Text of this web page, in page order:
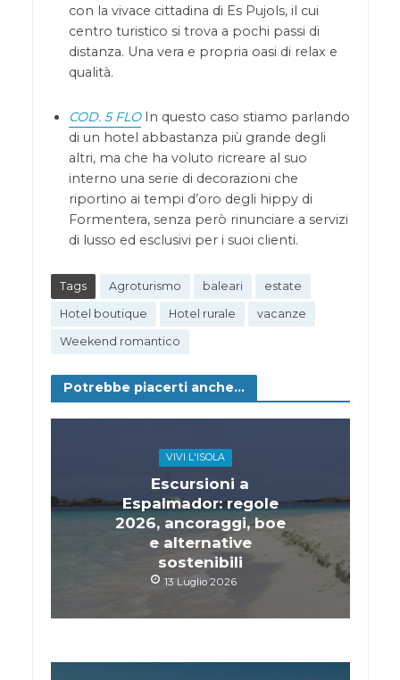
con la vivace cittadina di Es Pujols, il cui
centro turistico si trova a pochi passi di
distanza. Una vera e propria oasi di relax e
qualità.
COD. 5 FLO In questo caso stiamo parlando
di un hotel abbastanza più grande degli
altri, ma che ha voluto ricreare al suo
interno una serie di decorazioni che
riportino ai tempi d’oro degli hippy di
Formentera, senza però rinunciare a servizi
di lusso ed esclusivi per i suoi clienti.
Tags Agroturismo baleari estate
Hotel boutique Hotel rurale vacanze
Weekend romantico
Potrebbe piacerti anche...
VIVI L'ISOLA
Escursioni a
Espalmador: regole
2026, ancoraggi, boe
e alternative
sostenibili
13 Luglio 2026